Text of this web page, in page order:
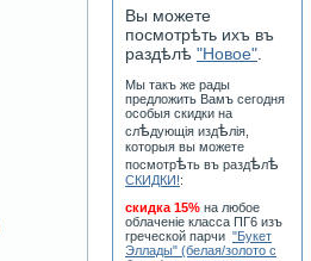
Вы можете
посмотрѣть ихъ въ
раздѣлѣ "Новое"
Мы такъ же рады
предложить Вамъ сегодня
особыя скидки на
слѣдующiя издѣлiя,
которыя вы можете
посмотрѣть въ раздѣлѣ
СКИДКИ!:
скидка 15% на любое
облаченiе класса ПГ6 изъ
греческой парчи "Букет
Эллады" (белая/золото с